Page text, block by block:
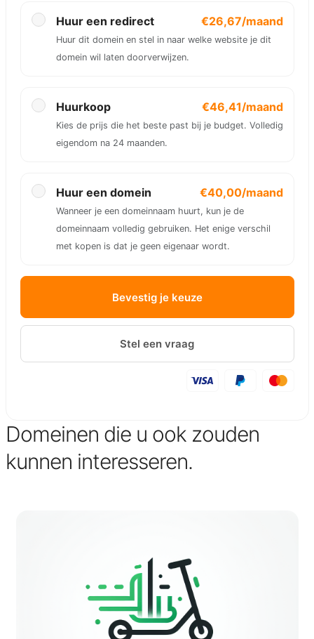
Huur een redirect €26,67/maand
Huur dit domein en stel in naar welke website je dit
domein wil laten doorverwijzen.
Huurkoop €46,41/maand
Kies de prijs die het beste past bij je budget. Volledig
eigendom na 24 maanden.
Huur een domein €40,00/maand
Wanneer je een domeinnaam huurt, kun je de
domeinnaam volledig gebruiken. Het enige verschil
met kopen is dat je geen eigenaar wordt.
Bevestig je keuze
Stel een vraag
Domeinen die u ook zouden
kunnen interesseren.